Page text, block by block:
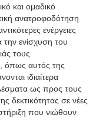
και ομαδικό
ανατροφοδότηση
ενέργειες
την ενίσχυση του
τους
όπως αυτός της
ιδιαίτερα
ως προς τους
δεκτικότητας σε νέες
που νιώθουν